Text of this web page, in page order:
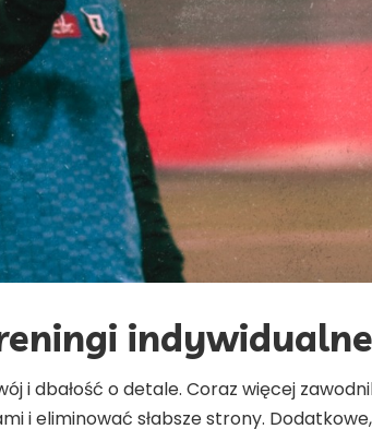
indywidualne
i dbałość o detale. Coraz więcej
i eliminować słabsze strony.